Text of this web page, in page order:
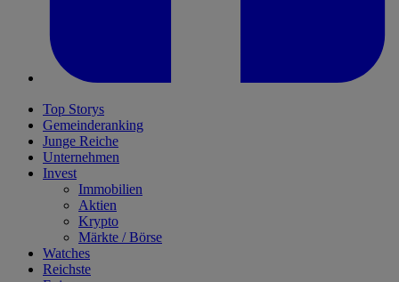
Top Storys
Gemeinderanking
Junge Reiche
Unternehmen
Invest
Immobilien
Aktien
Krypto
Märkte / Börse
Watches
Reichste